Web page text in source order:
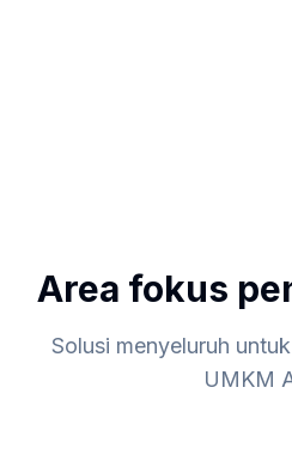
Area fokus
Solusi menyeluruh
UMKM